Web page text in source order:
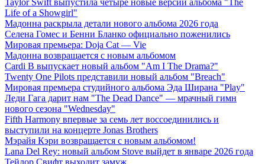
Taylor Swift выпустила четыре новые версии альбома "The
Life of a Showgirl"
Мадонна раскрыла детали нового альбома 2026 года
Селена Гомес и Бенни Бланко официально поженились
Мировая премьера: Doja Cat — Vie
Мадонна возвращается с новым альбомом
Cardi B выпускает новый альбом "Am I The Drama?"
Twenty One Pilots представили новый альбом "Breach"
Мировая премьера студийного альбома Эда Ширана "Play"
Леди Гага дарит нам "The Dead Dance" — мрачный гимн
нового сезона "Wednesday"
Fifth Harmony впервые за семь лет воссоединились и
выступили на концерте Jonas Brothers
Мэрайя Кэри возвращается с новым альбомом!
Lana Del Rey: новый альбом Stove выйдет в январе 2026 года
Тейлор Свифт выходит замуж